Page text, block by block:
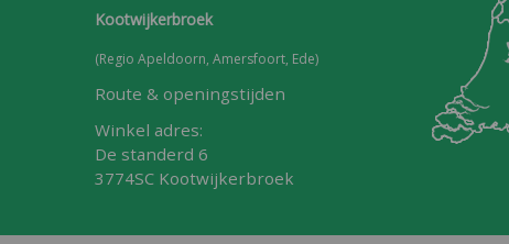
Kootwijkerbroek
(Regio Apeldoorn, Amersfoort, Ede)
Route & openingstijden
Winkel adres:
De standerd 6
3774SC Kootwijkerbroek